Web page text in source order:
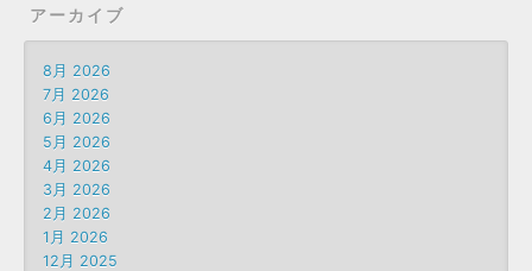
アーカイブ
8月 2026
7月 2026
6月 2026
5月 2026
4月 2026
3月 2026
2月 2026
1月 2026
12月 2025